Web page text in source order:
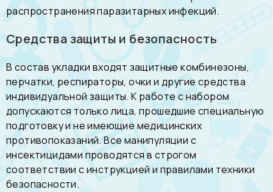
распространения паразитарных инфекций.
Средства защиты и безопасность
В состав укладки входят защитные комбинезоны,
перчатки, респираторы, очки и другие средства
индивидуальной защиты. К работе с набором
допускаются только лица, прошедшие специальную
подготовку и не имеющие медицинских
противопоказаний. Все манипуляции с
инсектицидами проводятся в строгом
соответствии с инструкцией и правилами техники
безопасности.